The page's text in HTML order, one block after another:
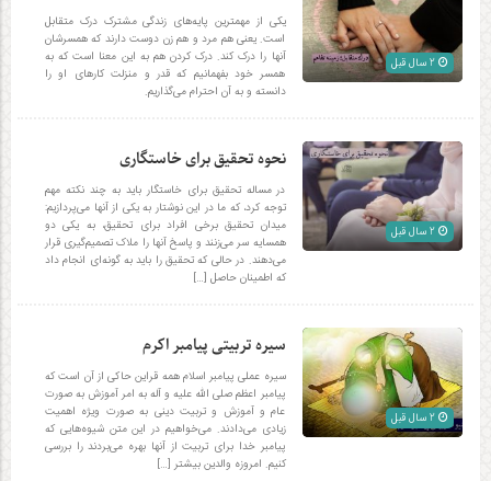
یکی از مهمترین پایه‌های زندگی مشترک درک متقابل
است. یعنی هم مرد و هم زن دوست دارند که همسرشان
آنها را درک کند. درک کردن هم به این معنا است که به
همسر خود بفهمانیم که قدر و منزلت کارهای او را
دانسته و به آن احترام می‌گذاریم.
نحوه تحقیق برای خاستگاری
در مساله تحقیق برای خاستگار باید به چند نکته مهم
توجه کرد، که ما در این نوشتار به یکی از آنها می‌پردازیم:
میدان تحقیق برخی افراد برای تحقیق، به یکی دو
همسایه سر می‌زنند و پاسخ آنها را ملاک تصمیم‌گیری قرار
می‌دهند. در حالی که تحقیق را باید به گونه‌ای انجام داد
که اطمینان حاصل […]
سیره تربیتی پیامبر اکرم
سیره عملی پیامبر اسلام همه قراین حاکی از آن است که
پیامبر اعظم صلی الله علیه و آله به امر آموزش به صورت
عام و آموزش و تربیت دینی به صورت ویژه اهمیت
زیادی می‌دادند. می‌خواهیم در این متن شیوه‌هایی که
پیامبر خدا برای تربیت از آنها بهره می‌بردند را بررسی
کنیم. امروزه والدین بیشتر […]